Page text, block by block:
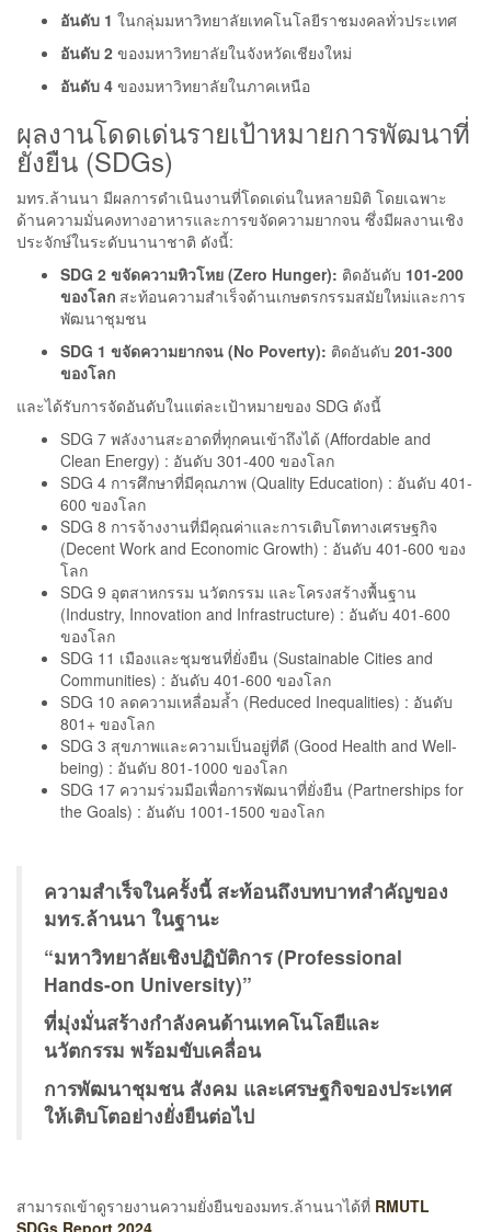
อันดับ 1 ในกลุ่มมหาวิทยาลัยเทคโนโลยีราชมงคลทั่วประเทศ
อันดับ 2 ของมหาวิทยาลัยในจังหวัดเชียงใหม่
อันดับ 4 ของมหาวิทยาลัยในภาคเหนือ
ผลงานโดดเด่นรายเป้าหมายการพัฒนาที่
ยั่งยืน (SDGs)
มทร.ล้านนา มีผลการดำเนินงานที่โดดเด่นในหลายมิติ โดยเฉพาะ
ด้านความมั่นคงทางอาหารและการขจัดความยากจน ซึ่งมีผลงานเชิง
ประจักษ์ในระดับนานาชาติ ดังนี้:
SDG 2 ขจัดความหิวโหย (Zero Hunger): ติดอันดับ 101-200
ของโลก สะท้อนความสำเร็จด้านเกษตรกรรมสมัยใหม่และการ
พัฒนาชุมชน
SDG 1 ขจัดความยากจน (No Poverty): ติดอันดับ 201-300
ของโลก
และได้รับการจัดอันดับในแต่ละเป้าหมายของ SDG ดังนี้
SDG 7 พลังงานสะอาดที่ทุกคนเข้าถึงได้ (Affordable and
Clean Energy) : อันดับ 301-400 ของโลก
SDG 4 การศึกษาที่มีคุณภาพ (Quality Education) : อันดับ 401-
600 ของโลก
SDG 8 การจ้างงานที่มีคุณค่าและการเติบโตทางเศรษฐกิจ
(Decent Work and Economic Growth) : อันดับ 401-600 ของ
โลก
SDG 9 อุตสาหกรรม นวัตกรรม และโครงสร้างพื้นฐาน
(Industry, Innovation and Infrastructure) : อันดับ 401-600
ของโลก
SDG 11 เมืองและชุมชนที่ยั่งยืน (Sustainable Cities and
Communities) : อันดับ 401-600 ของโลก
SDG 10 ลดความเหลื่อมล้ำ (Reduced Inequalities) : อันดับ
801+ ของโลก
SDG 3 สุขภาพและความเป็นอยู่ที่ดี (Good Health and Well-
being) : อันดับ 801-1000 ของโลก
SDG 17 ความร่วมมือเพื่อการพัฒนาที่ยั่งยืน (Partnerships for
the Goals) : อันดับ 1001-1500 ของโลก
ความสำเร็จในครั้งนี้ สะท้อนถึงบทบาทสำคัญของ
มทร.ล้านนา ในฐานะ
“มหาวิทยาลัยเชิงปฏิบัติการ (Professional
Hands-on University)”
ที่มุ่งมั่นสร้างกำลังคนด้านเทคโนโลยีและ
นวัตกรรม พร้อมขับเคลื่อน
การพัฒนาชุมชน สังคม และเศรษฐกิจของประเทศ
ให้เติบโตอย่างยั่งยืนต่อไป
สามารถเข้าดูรายงานความยั่งยืนของมทร.ล้านนาได้ที่ RMUTL